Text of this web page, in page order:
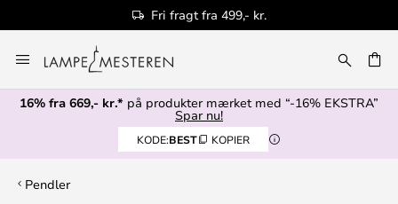
Fri fragt fra 499,- kr.
to
Content
16% fra 669,- kr.* på produkter mærket med “-16% EKSTRA”
Spar nu!
KODE:BEST KOPIER
Pendler